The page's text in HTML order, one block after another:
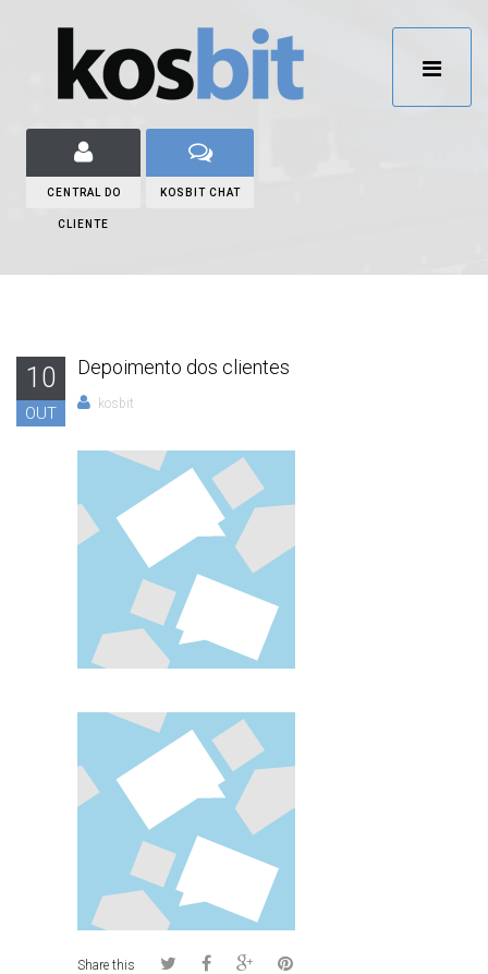
CENTRAL DO
CLIENTE
KOSBIT CHAT
10
OUT
Depoimento dos clientes
kosbit
Share this